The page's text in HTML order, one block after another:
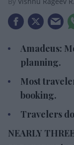
Amadeus:
planning.
Most
booking.
Travelers do
NEARLY
74 percent,
expanding